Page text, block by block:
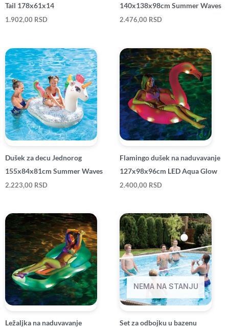
Tail 178x61x14
1.902,00 RSD
140x138x98cm Summer Waves
2.476,00 RSD
Dušek za decu Jednorog
155x84x81cm Summer Waves
2.223,00 RSD
Flamingo dušek na naduvavanje
127x98x96cm LED Aqua Glow
2.400,00 RSD
Ležaljka na naduvavanje
NEMA NA STANJU
Set za odbojku u bazenu